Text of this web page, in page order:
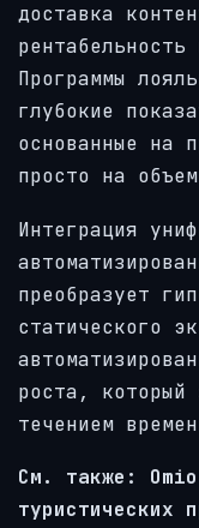
доставка
Программы
глубокие
основанные на
просто на
Интеграция
преобразует
статического
роста, который
течением
См. также:
туристических